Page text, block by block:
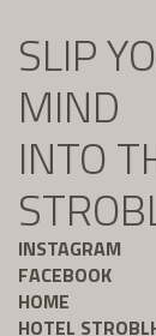
SLIP
MIND
INTO
INSTAGRAM
FACEBOOK
HOME
HOTEL